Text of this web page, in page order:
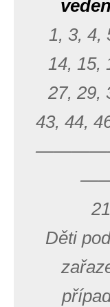
1, 3, 4,
14, 15,
27, 29,
43, 44,
Děti